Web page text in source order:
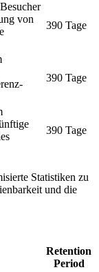
von
390 Tage
390 Tage
390 Tage
Statistiken zu
und die
Retention
Period